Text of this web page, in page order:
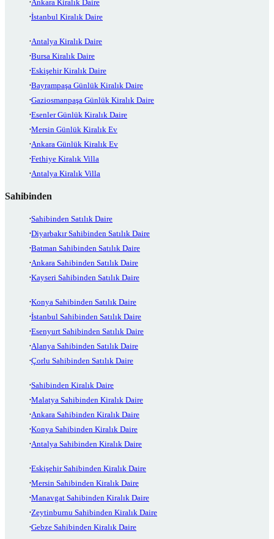
Ankara Kiralık Daire
İstanbul Kiralık Daire
Antalya Kiralık Daire
Bursa Kiralık Daire
Eskişehir Kiralık Daire
Bayrampaşa Günlük Kiralık Daire
Gaziosmanpaşa Günlük Kiralık Daire
Esenler Günlük Kiralık Daire
Mersin Günlük Kiralık Ev
Ankara Günlük Kiralık Ev
Fethiye Kiralık Villa
Antalya Kiralık Villa
Sahibinden
Sahibinden Satılık Daire
Diyarbakır Sahibinden Satılık Daire
Batman Sahibinden Satılık Daire
Ankara Sahibinden Satılık Daire
Kayseri Sahibinden Satılık Daire
Konya Sahibinden Satılık Daire
İstanbul Sahibinden Satılık Daire
Esenyurt Sahibinden Satılık Daire
Alanya Sahibinden Satılık Daire
Çorlu Sahibinden Satılık Daire
Sahibinden Kiralık Daire
Malatya Sahibinden Kiralık Daire
Ankara Sahibinden Kiralık Daire
Konya Sahibinden Kiralık Daire
Antalya Sahibinden Kiralık Daire
Eskişehir Sahibinden Kiralık Daire
Mersin Sahibinden Kiralık Daire
Manavgat Sahibinden Kiralık Daire
Zeytinburnu Sahibinden Kiralık Daire
Gebze Sahibinden Kiralık Daire